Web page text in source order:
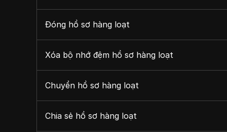
Đóng hồ sơ hàng loạt
Xóa bộ nhớ đệm hồ sơ hàng loạt
Chuyển hồ sơ hàng loạt
Chia sẻ hồ sơ hàng loạt